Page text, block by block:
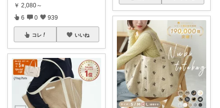
￥ 2,080～
6 0 939
コレ いいね